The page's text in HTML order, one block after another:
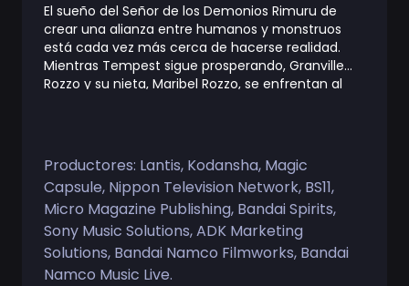
El sueño del Señor de los Demonios Rimuru de
crear una alianza entre humanos y monstruos
está cada vez más cerca de hacerse realidad.
Mientras Tempest sigue prosperando, Granville
Rozzo y su nieta, Maribel Rozzo, se enfrentan al
Leon trabaja para alcanzar sus propios objetivos.
¡Se acerca el despertar de un nuevo héroe!
Productores: Lantis, Kodansha, Magic
Capsule, Nippon Television Network, BS11,
Micro Magazine Publishing, Bandai Spirits,
Sony Music Solutions,ADK Marketing
Solutions, Bandai Namco Filmworks, Bandai
Namco Music Live.